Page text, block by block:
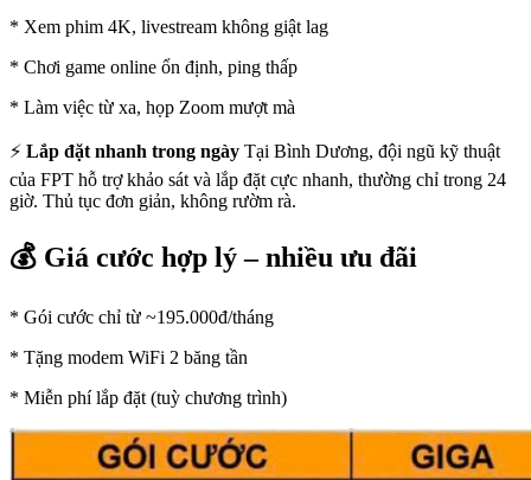
* Xem phim 4K, livestream không giật lag
* Chơi game online ổn định, ping thấp
* Làm việc từ xa, họp Zoom mượt mà
⚡ Lắp đặt nhanh trong ngày Tại Bình Dương, đội ngũ kỹ thuật
của FPT hỗ trợ khảo sát và lắp đặt cực nhanh, thường chỉ trong 24
giờ. Thủ tục đơn giản, không rườm rà.
💰 Giá cước hợp lý – nhiều ưu đãi
* Gói cước chỉ từ ~195.000đ/tháng
* Tặng modem WiFi 2 băng tần
* Miễn phí lắp đặt (tuỳ chương trình)